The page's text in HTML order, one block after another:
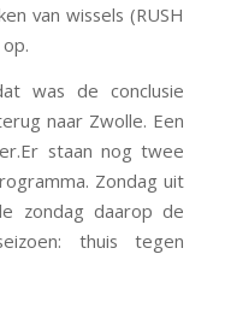
van wissels (RUSH
was de conclusie
naar Zwolle. Een
staan nog twee
Zondag uit
zondag daarop de
thuis tegen